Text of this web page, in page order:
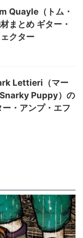
Quayle（トム・
まとめ ギター・
クター
Lettieri（マー
Puppy）の
・アンプ・エフ